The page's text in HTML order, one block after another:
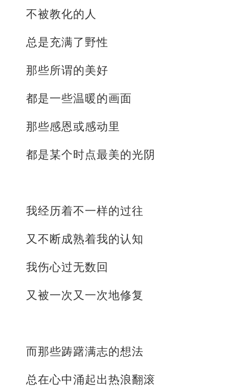
不被教化的人
总是充满了野性
那些所谓的美好
都是一些温暖的画面
那些感恩或感动里
都是某个时点最美的光阴
我经历着不一样的过往
又不断成熟着我的认知
我伤心过无数回
又被一次又一次地修复
而那些踌躇满志的想法
总在心中涌起出热浪翻滚